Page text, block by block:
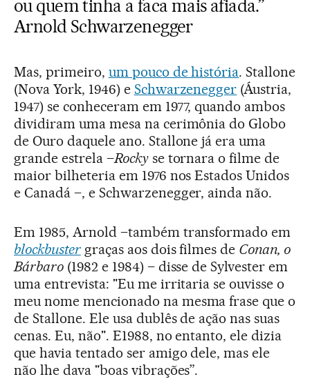
ou quem tinha a faca mais afiada.”
Arnold Schwarzenegger
Mas, primeiro, um pouco de história. Stallone
(Nova York, 1946) e Schwarzenegger (Áustria,
1947) se conheceram em 1977, quando ambos
dividiram uma mesa na cerimônia do Globo
de Ouro daquele ano. Stallone já era uma
grande estrela –Rockyse tornara o filme de
maior bilheteria em 1976 nos Estados Unidos
e Canadá –, e Schwarzenegger, ainda não.
Em 1985, Arnold –também transformado em
blockbustergraças aos dois filmes de Conan, o
Bárbaro(1982 e 1984) – disse de Sylvester em
uma entrevista: "Eu me irritaria se ouvisse o
meu nome mencionado na mesma frase que o
de Stallone. Ele usa dublês de ação nas suas
cenas. Eu, não". E1988, no entanto, ele dizia
que havia tentado ser amigo dele, mas ele
não lhe dava "boas vibrações”.